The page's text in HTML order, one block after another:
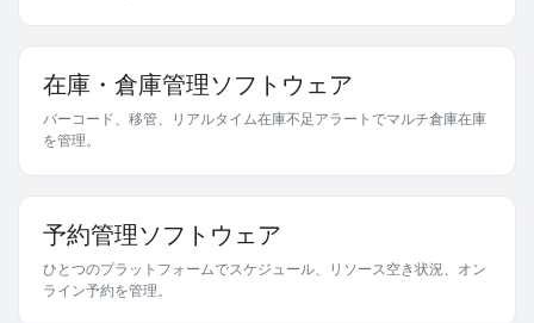
在庫・倉庫管理ソフトウェア
バーコード、移管、リアルタイム在庫不足アラートでマルチ倉庫在庫
を管理。
予約管理ソフトウェア
ひとつのプラットフォームでスケジュール、リソース空き状況、オン
ライン予約を管理。